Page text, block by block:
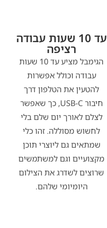
עד 10 שעות עבודה
רציפה
הגימבל מציע עד 10 שעות
עבודה וכולל אפשרות
להטעין את הטלפון דרך
חיבור USB-C, כך שאפשר
לצלם לאורך יום שלם בלי
לחשוש מסוללה. זהו כלי
שמתאים גם ליוצרי תוכן
מקצועיים וגם למשתמשים
שרוצים לשדרג את הצילום
היומיומי שלהם.